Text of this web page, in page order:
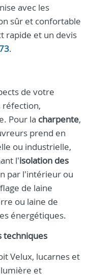
avec les
sûr et confortable
rapide et un devis
.
de votre
réfection,
Pour la charpente,
prend en
ou industrielle,
l'isolation des
par l'intérieur ou
de laine
ou laine de
énergétiques.
techniques
Velux, lucarnes et
et